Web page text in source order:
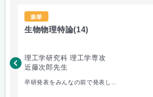
楽単
生物物理特論(14)
理工学研究科 理工学専攻
近藤次郎先生
卒研発表をみんなの前で発表し...